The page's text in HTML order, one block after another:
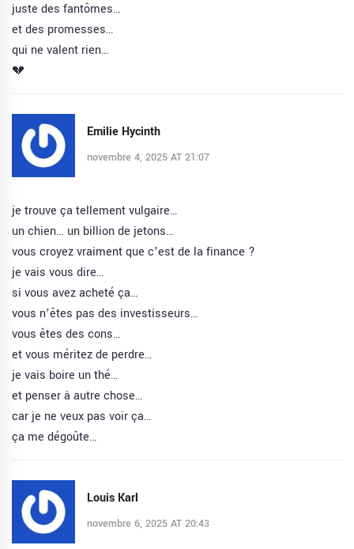
juste des fantômes…
et des promesses…
qui ne valent rien…
💔
Emilie Hycinth
novembre 4, 2025 AT 21:07
je trouve ça tellement vulgaire…
un chien… un billion de jetons…
vous croyez vraiment que c’est de la finance ?
je vais vous dire…
si vous avez acheté ça…
vous n’êtes pas des investisseurs…
vous êtes des cons…
et vous méritez de perdre…
je vais boire un thé…
et penser à autre chose…
car je ne veux pas voir ça…
ça me dégoûte…
Louis Karl
novembre 6, 2025 AT 20:43